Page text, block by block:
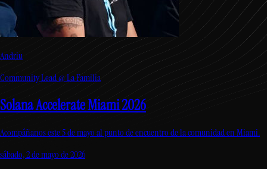
Andriu
Community Lead @ La Familia
Solana Accelerate Miami 2026
Acompáñanos este 5 de mayo al punto de encuentro de la comunidad en Miami.
sábado, 2 de mayo de 2026